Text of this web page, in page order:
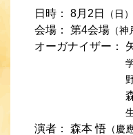
日時：
8月2日 （日）
会場：
第4会場 （
オーガナイザー：
演者： 森本 悟 （慶